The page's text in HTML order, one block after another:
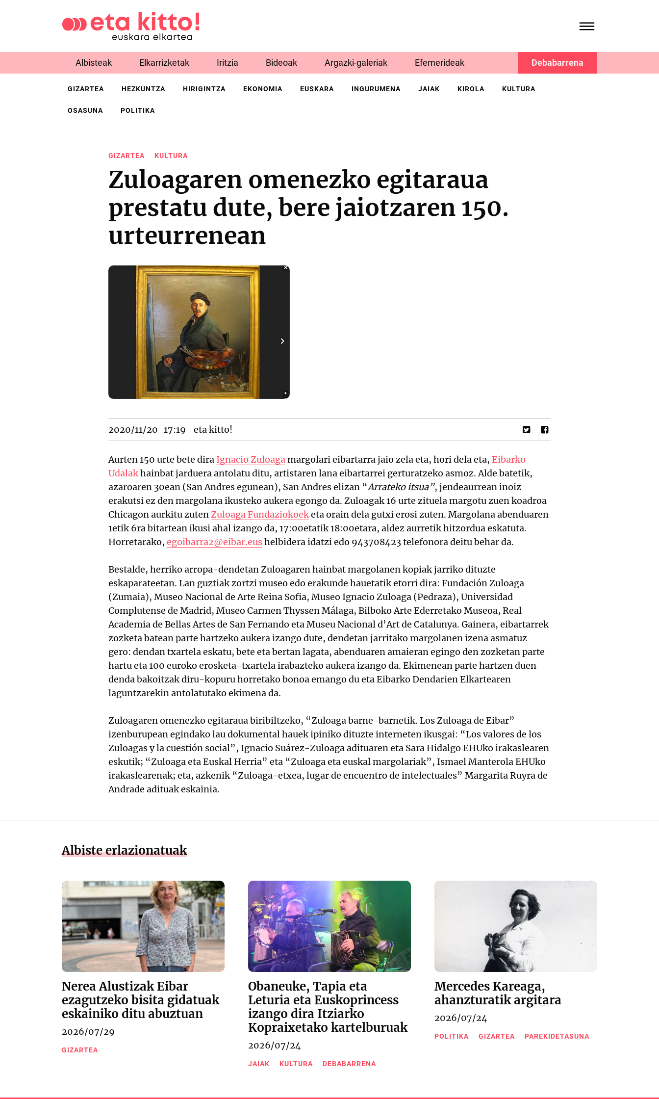
Albisteak Elkarrizketak Iritzia Bideoak Argazki-galeriak Efemerideak Debabarrena
GIZARTEA HEZKUNTZA HIRIGINTZA EKONOMIA EUSKARA INGURUMENA JAIAK KIROLA KULTURA
OSASUNA POLITIKA
GIZARTEA KULTURA
Zuloagaren omenezko egitaraua
prestatu dute, bere jaiotzaren 150.
urteurrenean
2020/11/20 17:19 eta kitto!
Aurten 150 urte bete dira Ignacio Zuloagamargolari eibartarra jaio zela eta, hori dela eta, Eibarko
Udalakhainbat jarduera antolatu ditu, artistaren lana eibartarrei gerturatzeko asmoz. Alde batetik,
azaroaren 30ean (San Andres egunean), San Andres elizan “Arrateko itsua”, jendeaurrean inoiz
erakutsi ez den margolana ikusteko aukera egongo da. Zuloagak 16 urte zituela margotu zuen koadroa
Chicagon aurkitu zutenZuloaga Fundaziokoeketa orain dela gutxi erosi zuten. Margolana abenduaren
1etik 6ra bitartean ikusi ahal izango da, 17:00etatik 18:00etara, aldez aurretik hitzordua eskatuta.
Horretarako, egoibarra2@eibar.eushelbidera idatzi edo 943708423 telefonora deitu behar da.
Bestalde, herriko arropa-dendetan Zuloagaren hainbat margolanen kopiak jarriko dituzte
eskaparateetan. Lan guztiak zortzi museo edo erakunde hauetatik etorri dira: Fundación Zuloaga
(Zumaia), Museo Nacional de Arte Reina Sofia, Museo Ignacio Zuloaga (Pedraza), Universidad
Complutense de Madrid, Museo Carmen Thyssen Málaga, Bilboko Arte Ederretako Museoa, Real
Academia de Bellas Artes de San Fernando eta Museu Nacional d’Art de Catalunya. Gainera, eibartarrek
zozketa batean parte hartzeko aukera izango dute, dendetan jarritako margolanen izena asmatuz
gero: dendan txartela eskatu, bete eta bertan lagata, abenduaren amaieran egingo den zozketan parte
hartu eta 100 euroko erosketa-txartela irabazteko aukera izango da. Ekimenean parte hartzen duen
denda bakoitzak diru-kopuru horretako bonoa emango du eta Eibarko Dendarien Elkartearen
laguntzarekin antolatutako ekimena da.
Zuloagaren omenezko egitaraua biribiltzeko, “Zuloaga barne-barnetik. Los Zuloaga de Eibar”
izenburupean egindako lau dokumental hauek ipiniko dituzte interneten ikusgai: “Los valores de los
Zuloagas y la cuestión social”, Ignacio Suárez-Zuloaga adituaren eta Sara Hidalgo EHUko irakaslearen
eskutik; “Zuloaga eta Euskal Herria” eta “Zuloaga eta euskal margolariak”, Ismael Manterola EHUko
irakaslearenak; eta, azkenik “Zuloaga-etxea, lugar de encuentro de intelectuales” Margarita Ruyra de
Andrade adituak eskainia.
Albiste erlazionatuak
Nerea Alustizak Eibar
ezagutzeko bisita gidatuak
eskainiko ditu abuztuan
2026/07/29
GIZARTEA
Obaneuke, Tapia eta
Leturia eta Euskoprincess
izango dira Itziarko
Kopraixetako kartelburuak
2026/07/24
JAIAK KULTURA DEBABARRENA
Mercedes Kareaga,
ahanzturatik argitara
2026/07/24
POLITIKA GIZARTEA PAREKIDETASUNA